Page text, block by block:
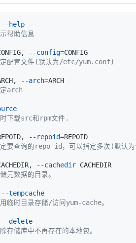
--help
帮助信息
--config=
配置文件(默认为/etc/yum.conf)
--arch=
arch
下载src和rpm文件.
--repoid=
要查询的repo id，可以指定多次(默认为
--cachedir
元数据的目录。
--tempcache
临时目录存储/访问yum-cache。
--delete
存储库中不再存在的本地包。